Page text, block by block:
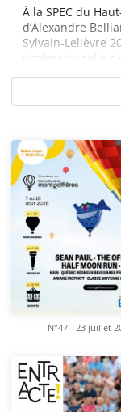
À la SPEC du
d’Alexandre
Sylvain-Lelièvre
professionnelle
N°47 - 23 juillet